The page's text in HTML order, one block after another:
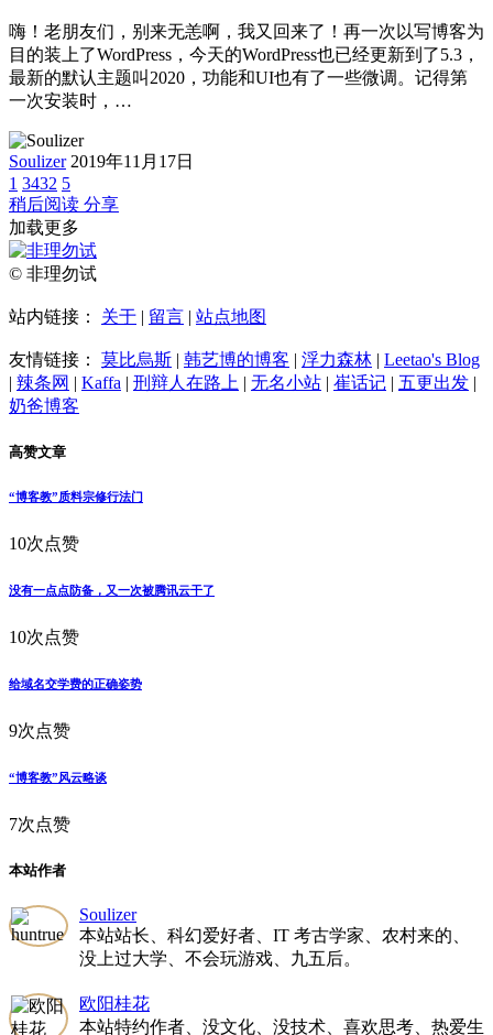
嗨！老朋友们，别来无恙啊，我又回来了！再一次以写博客为
目的装上了WordPress，今天的WordPress也已经更新到了5.3，
最新的默认主题叫2020，功能和UI也有了一些微调。记得第
一次安装时，…
Soulizer 2019年11月17日
1 3432 5
稍后阅读 分享
加载更多
© 非理勿试
站内链接： 关于 | 留言 | 站点地图
友情链接： 莫比烏斯 | 韩艺博的博客 | 浮力森林 | Leetao's Blog
| 辣条网 | Kaffa | 刑辩人在路上 | 无名小站 | 崔话记 | 五更出发 |
奶爸博客
高赞文章
“博客教”质料宗修行法门
10次点赞
没有一点点防备，又一次被腾讯云干了
10次点赞
给域名交学费的正确姿势
9次点赞
“博客教”风云略谈
7次点赞
本站作者
Soulizer
本站站长、科幻爱好者、IT 考古学家、农村来的、
没上过大学、不会玩游戏、九五后。
欧阳桂花
本站特约作者、没文化、没技术、喜欢思考、热爱生